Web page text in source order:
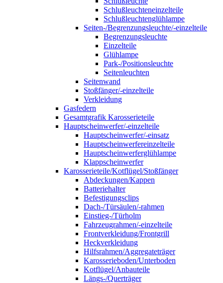
Schlußleuchteneinzelteile
Schlußleuchtenglühlampe
Seiten-/Begrenzungsleuchte/-einzelteile
Begrenzungsleuchte
Einzelteile
Glühlampe
Park-/Positionsleuchte
Seitenleuchten
Seitenwand
Stoßfänger/-einzelteile
Verkleidung
Gasfedern
Gesamtgrafik Karosserieteile
Hauptscheinwerfer/-einzelteile
Hauptscheinwerfer/-einsatz
Hauptscheinwerfereinzelteile
Hauptscheinwerferglühlampe
Klappscheinwerfer
Karosserieteile/Kotflügel/Stoßfänger
Abdeckungen/Kappen
Batteriehalter
Befestigungsclips
Dach-/Türsäulen/-rahmen
Einstieg-/Türholm
Fahrzeugrahmen/-einzelteile
Frontverkleidung/Frontgrill
Heckverkleidung
Hilfsrahmen/Aggregateträger
Karosserieboden/Unterboden
Kotflügel/Anbauteile
Längs-/Querträger